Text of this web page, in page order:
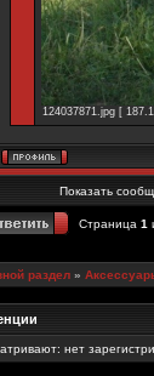
124037871.jpg [
Показать
Страница 1
раздел »
нет